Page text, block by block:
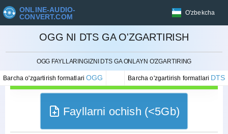
ONLINE-AUDIO-
CONVERT.COM
O'zbekcha
OGG NI DTS GA O'ZGARTIRISH
OGG FAYLLARINGIZNI DTS GA ONLAYN O'ZGARTIRING
Barcha o'zgartirish formatlariOGG Barcha o'zgartirish formatlari DTS
BEKOR QILISH
Fayllarni ochish (<5Gb)